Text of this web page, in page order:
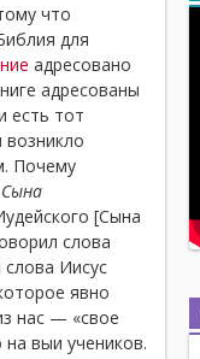
что
для
адресовано
адресованы
есть тот
Почему
[Сына
слова
Иисус
явно
нас — «свое
выи учеников.